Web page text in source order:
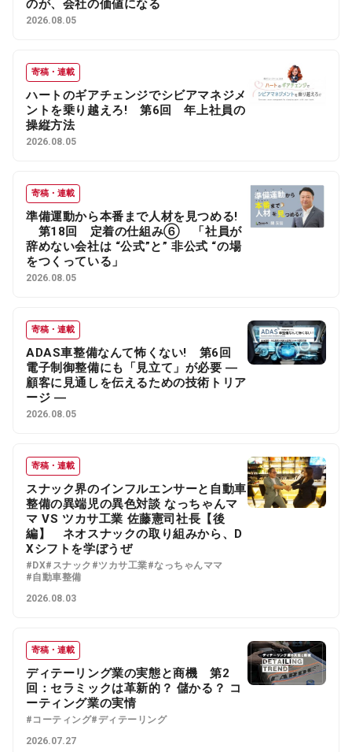
のが、会社の価値になる
2026.08.05
寄稿・連載
ハートのギアチェンジでシビアマネジメ
ントを乗り越えろ! 第6回 年上社員の
操縦方法
2026.08.05
寄稿・連載
準備運動から本番まで人材を見つめる!
第18回 定着の仕組み⑥ 「社員が
辞めない会社は “公式”と” 非公式 “の場
をつくっている」
2026.08.05
寄稿・連載
ADAS車整備なんて怖くない! 第6回
電子制御整備にも「見立て」が必要 ―
顧客に見通しを伝えるための技術トリア
ージ ―
2026.08.05
寄稿・連載
スナック界のインフルエンサーと自動車
整備の異端児の異色対談 なっちゃんマ
マ VS ツカサ工業 佐藤憲司社長【後
編】 ネオスナックの取り組みから、D
Xシフトを学ぼうぜ
#DX#スナック #ツカサ工業#なっちゃんママ
#自動車整備
2026.08.03
寄稿・連載
ディテーリング業の実態と商機 第2
回：セラミックは革新的？ 儲かる？ コ
ーティング業の実情
#コーティング#ディテーリング
2026.07.27